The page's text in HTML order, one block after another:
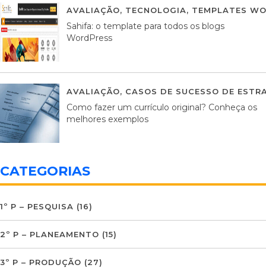
AVALIAÇÃO, TECNOLOGIA, TEMPLATES
Sahifa: o template para todos os blogs
WordPress
AVALIAÇÃO, CASOS DE SUCESSO DE
Como fazer um currículo original? Conheça os
melhores exemplos
CATEGORIAS
1º P – PESQUISA (16)
2º P – PLANEAMENTO (15)
3º P – PRODUÇÃO (27)